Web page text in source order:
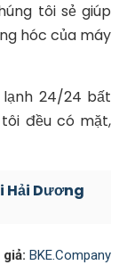
tôi sẻ giúp
hóc của máy
lạnh 24/24 bất
đều có mặt,
Hải Dương
giả: BKE.Company